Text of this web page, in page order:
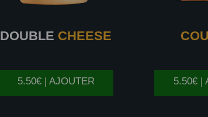
DOUBLE CHEESE
5.50€ | AJOUTER 5.50€ |